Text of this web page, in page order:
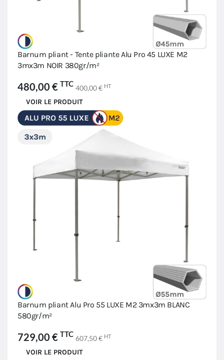
Barnum pliant - Tente pliante Alu Pro 45 LUXE M2
3mx3m NOIR 380gr/m²
480,00 € TTC 400,00 € HT
VOIR LE PRODUIT
Barnum pliant Alu Pro 55 LUXE M2 3mx3m BLANC
580gr/m²
729,00 € TTC 607,50 € HT
VOIR LE PRODUIT